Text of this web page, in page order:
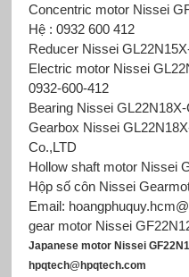
Concentric motor Nissei
Hệ : 0932 600 412
Reducer Nissei
Electric motor Nissei
0932-600-412
Bearing Nissei
Gearbox Nissei
Co.,LTD
Hollow shaft motor Nissei
Hộp số côn Nissei
Email:
gear motor Nissei
Japanese motor Nissei
hpqtech@hpqtech.com